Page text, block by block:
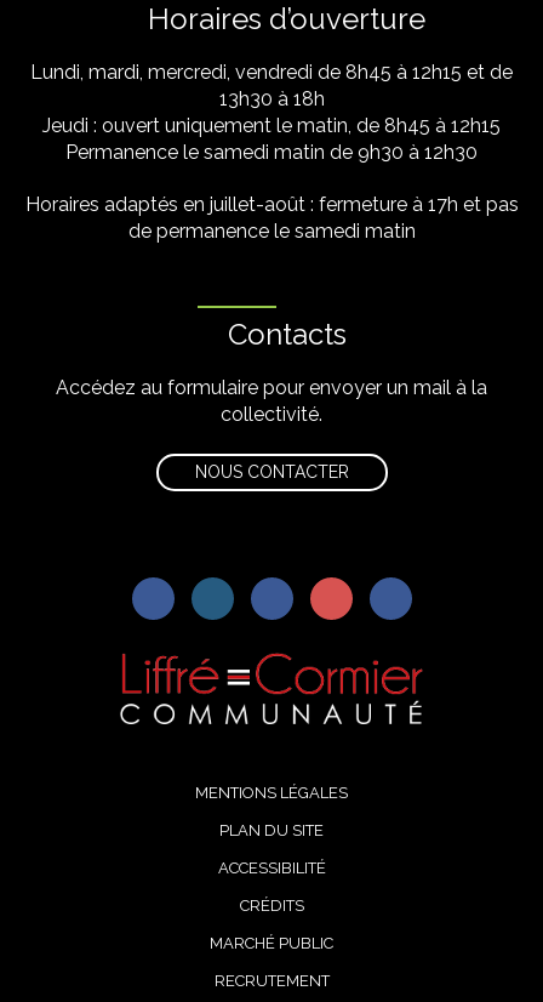
Horaires d’ouverture
Lundi, mardi, mercredi, vendredi de 8h45 à 12h15 et de
13h30 à 18h
Jeudi : ouvert uniquement le matin, de 8h45 à 12h15
Permanence le samedi matin de 9h30 à 12h30
Horaires adaptés en juillet-août : fermeture à 17h et pas
de permanence le samedi matin
Contacts
Accédez au formulaire pour envoyer un mail à la
collectivité.
NOUS CONTACTER
Lien
vers
compte
Facebook
Lien
vers
compte
Instagram
Lien
vers
compte
Linkedin
Lien
vers
chaîne
Youtube
S'aWonner
à
newsletter
MENTIONS LÉGALES
PLAN DU SITE
ACCESSIBILITÉ
CRÉDITS
MARCHÉ PUBLIC
RECRUTEMENT